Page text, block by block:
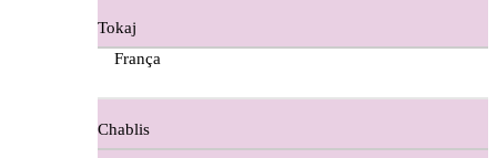
Evidencia Dão
Ferraz Wine - Beira Interior
Tokaj
França
Chablis